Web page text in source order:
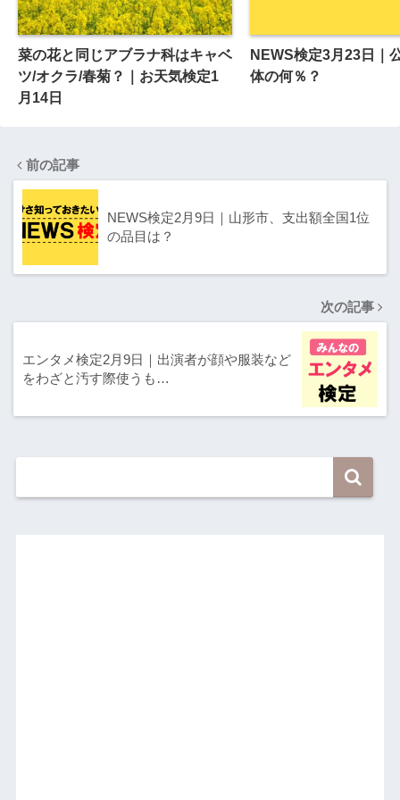
菜の花と同じアブラナ科はキャベ
ツ/オクラ/春菊？｜お天気検定1
月14日
NEWS検定3月23日｜
体の何％？
前の記事
NEWS検定2月9日｜山形市、支出額全国1位
の品目は？
次の記事
エンタメ検定2月9日｜出演者が顔や服装など
をわざと汚す際使うも…